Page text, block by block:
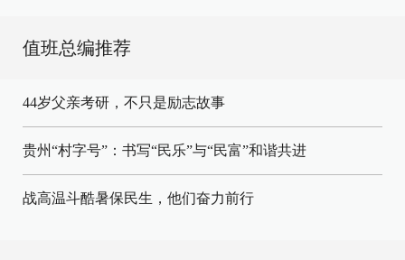
值班总编推荐
44岁父亲考研，不只是励志故事
贵州“村字号”：书写“民乐”与“民富”和谐共进
战高温斗酷暑保民生，他们奋力前行